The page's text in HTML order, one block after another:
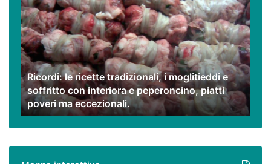
ricette
tradizionali,
i
moglitieddi
e
soffritto
con
interiora
e
peperoncino,
Ricordi: le ricette tradizionali, i moglitieddi e
soffritto con interiora e peperoncino, piatti
poveri ma eccezionali.